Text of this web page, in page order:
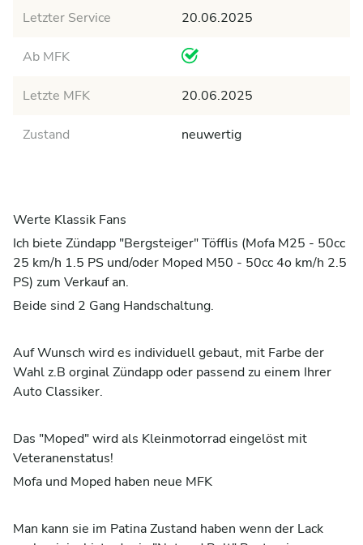
Letzter Service 20.06.2025
Ab MFK
Letzte MFK 20.06.2025
Zustand neuwertig
Werte Klassik Fans
Ich biete Zündapp "Bergsteiger" Töfflis (Mofa M25 - 50cc
25 km/h 1.5 PS und/oder Moped M50 - 50cc 4o km/h 2.5
PS) zum Verkauf an.
Beide sind 2 Gang Handschaltung.
Auf Wunsch wird es individuell gebaut, mit Farbe der
Wahl z.B orginal Zündapp oder passend zu einem Ihrer
Auto Classiker.
Das "Moped" wird als Kleinmotorrad eingelöst mit
Veteranenstatus!
Mofa und Moped haben neue MFK
Man kann sie im Patina Zustand haben wenn der Lack